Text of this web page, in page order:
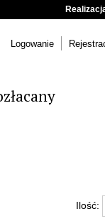
Logowanie
Ilość: